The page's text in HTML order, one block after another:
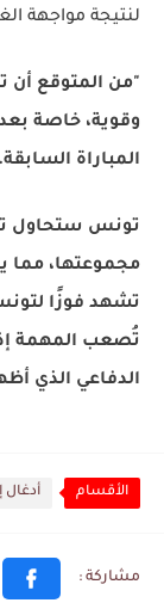
لنتيجة مواجهة
"من المتوقع أن
وقوية، خاصة
المباراة السابقة.
تونس ستحاول
مجموعتها، مما
تشهد فوزًا
تُصعب المهمة
الدفاعي الذي
الأقسام أدغال